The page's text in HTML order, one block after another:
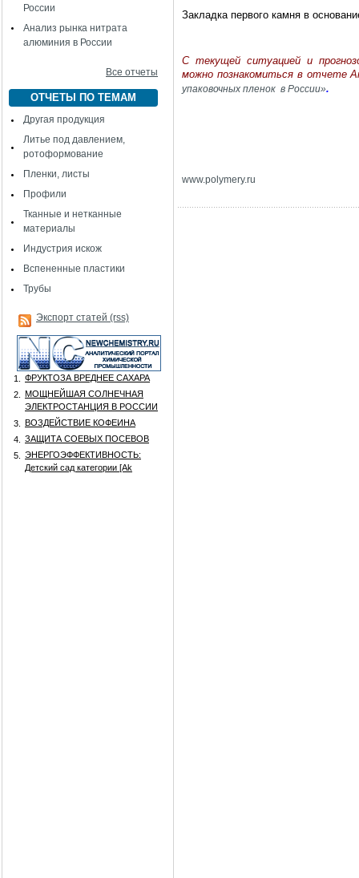
России
Анализ рынка нитрата
алюминия в России
Все отчеты
ОТЧЕТЫ ПО ТЕМАМ
Другая продукция
Литье под давлением,
ротоформование
Пленки, листы
Профили
Тканные и нетканные
материалы
Индустрия искож
Вспененные пластики
Трубы
Экспорт статей (rss)
1.
ФРУКТОЗА ВРЕДНЕЕ САХАРА
2.
МОЩНЕЙШАЯ СОЛНЕЧНАЯ
ЭЛЕКТРОСТАНЦИЯ В РОССИИ
3.
ВОЗДЕЙСТВИЕ КОФЕИНА
4.
ЗАЩИТА СОЕВЫХ ПОСЕВОВ
5.
ЭНЕРГОЭФФЕКТИВНОСТЬ:
Детский сад категории [Аk
Закладка первого камня в
C текущей ситуацией и
можно познакомиться в отчете
упаковочных пленок в России».
www.polymery.ru